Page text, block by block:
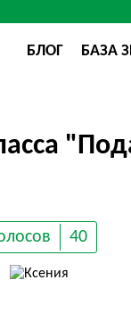
БЛОГ БАЗА
40